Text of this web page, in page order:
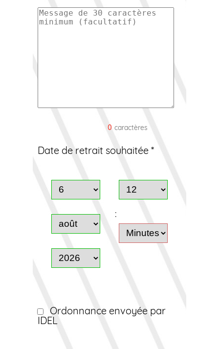
0 caractères
Date de retrait souhaitée *
:
Ordonnance envoyée par
IDEL